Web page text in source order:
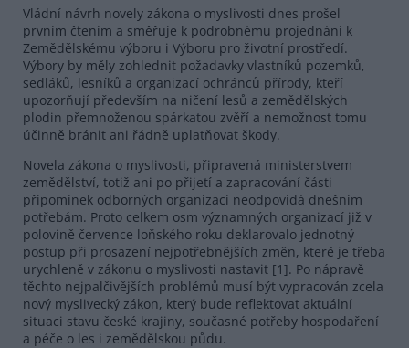
Vládní návrh novely zákona o myslivosti dnes prošel
prvním čtením a směřuje k podrobnému projednání k
Zemědělskému výboru i Výboru pro životní prostředí.
Výbory by měly zohlednit požadavky vlastníků pozemků,
sedláků, lesníků a organizací ochránců přírody, kteří
upozorňují především na ničení lesů a zemědělských
plodin přemnoženou spárkatou zvěří a nemožnost tomu
účinně bránit ani řádně uplatňovat škody.
Novela zákona o myslivosti, připravená ministerstvem
zemědělství, totiž ani po přijetí a zapracování části
připomínek odborných organizací neodpovídá dnešním
potřebám. Proto celkem osm významných organizací již v
polovině července loňského roku deklarovalo jednotný
postup při prosazení nejpotřebnějších změn, které je třeba
urychleně v zákonu o myslivosti nastavit [1]. Po nápravě
těchto nejpalčivějších problémů musí být vypracován zcela
nový myslivecký zákon, který bude reflektovat aktuální
situaci stavu české krajiny, současné potřeby hospodaření
a péče o les i zemědělskou půdu.